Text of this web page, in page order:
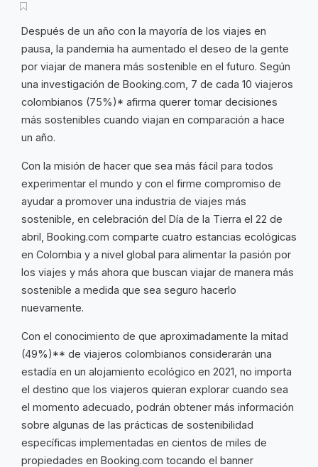
Después de un año con la mayoría de los viajes en
pausa, la pandemia ha aumentado el deseo de la gente
por viajar de manera más sostenible en el futuro. Según
una investigación de Booking.com, 7 de cada 10 viajeros
colombianos (75%)* afirma querer tomar decisiones
más sostenibles cuando viajan en comparación a hace
un año.
Con la misión de hacer que sea más fácil para todos
experimentar el mundo y con el firme compromiso de
ayudar a promover una industria de viajes más
sostenible, en celebración del Día de la Tierra el 22 de
abril, Booking.com comparte cuatro estancias ecológicas
en Colombia y a nivel global para alimentar la pasión por
los viajes y más ahora que buscan viajar de manera más
sostenible a medida que sea seguro hacerlo
nuevamente.
Con el conocimiento de que aproximadamente la mitad
(49%)** de viajeros colombianos considerarán una
estadía en un alojamiento ecológico en 2021, no importa
el destino que los viajeros quieran explorar cuando sea
el momento adecuado, podrán obtener más información
sobre algunas de las prácticas de sostenibilidad
específicas implementadas en cientos de miles de
propiedades en Booking.com tocando el banner